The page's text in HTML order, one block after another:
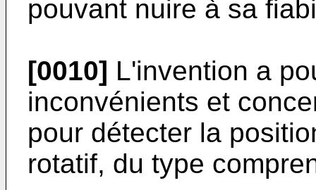
pouvant nuire à sa
[0010] L'invention a
inconvénients et
pour détecter la
rotatif, du type